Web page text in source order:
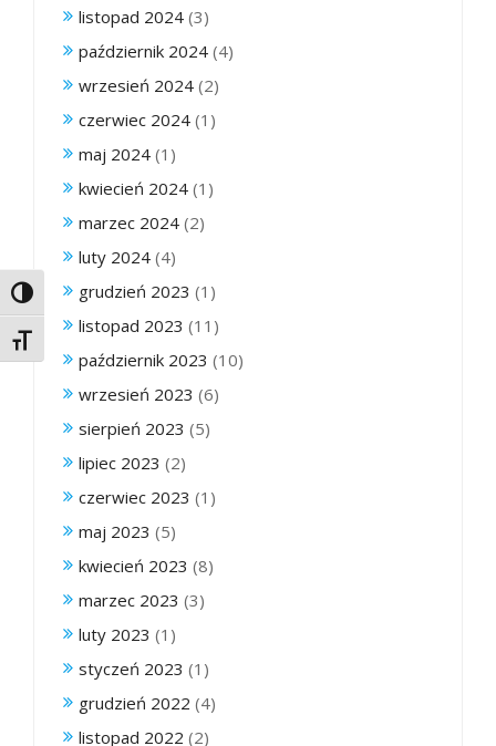
Toggle High Contrast
Toggle Font size
listopad 2024 (3)
październik 2024 (4)
wrzesień 2024 (2)
czerwiec 2024 (1)
maj 2024 (1)
kwiecień 2024 (1)
marzec 2024 (2)
luty 2024 (4)
grudzień 2023 (1)
listopad 2023 (11)
październik 2023 (10)
wrzesień 2023 (6)
sierpień 2023 (5)
lipiec 2023 (2)
czerwiec 2023 (1)
maj 2023 (5)
kwiecień 2023 (8)
marzec 2023 (3)
luty 2023 (1)
styczeń 2023 (1)
grudzień 2022 (4)
listopad 2022 (2)